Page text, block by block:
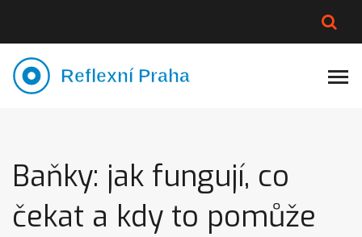
VÝMĚNA VODY
Baňky: jak fungují, co
čekat a kdy to pomůže